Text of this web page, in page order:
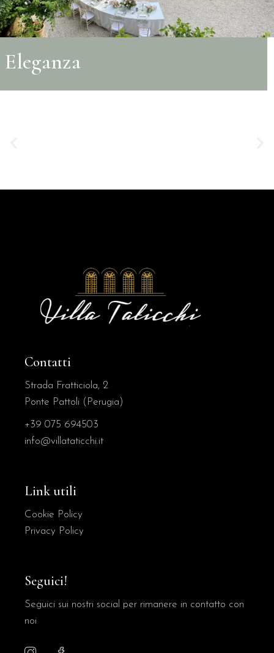
Eleganza
Contatti
Strada Fratticiola, 2
Ponte Pattoli (Perugia)
+39 075 694503
info@villataticchi.it
Link utili
Cookie Policy
Privacy Policy
Seguici!
Seguici sui nostri social per rimanere in contatto con
noi